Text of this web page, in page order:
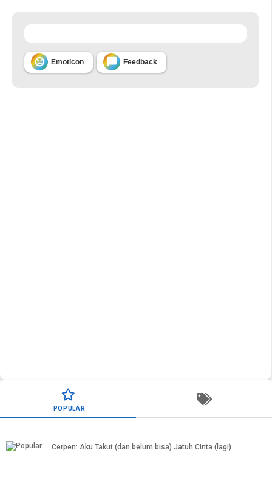
 Emoticon  Feedback
POPULAR
PSK Artis: Tekanan hidup biar nggaya atau tekanan gaya
hidup?
Cerpen: Aku Takut (dan belum bisa) Jatuh Cinta (lagi)